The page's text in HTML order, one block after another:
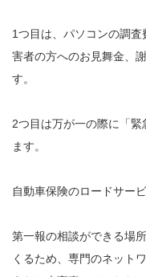
1つ目は、パソコンの調
害者の方へのお見舞金、
す。
2つ目は万が一の際に「
ます。
自動車保険のロードサー
第一報の相談ができる場
くるため、専門のネット